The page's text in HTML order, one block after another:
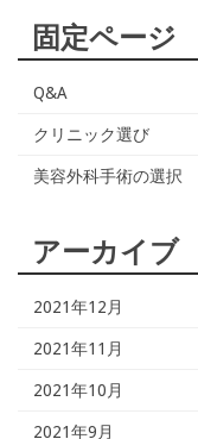
固定ページ
Q&A
クリニック選び
美容外科手術の選択
アーカイブ
2021年12月
2021年11月
2021年10月
2021年9月